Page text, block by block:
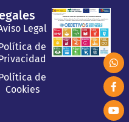
Legal
de
de
Cookies